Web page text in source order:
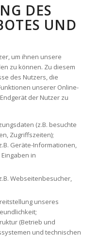
DES
UND
um ihnen unsere
zu können. Zu diesem
des Nutzers, die
unserer Online-
der Nutzer zu
(z.B. besuchte
Zugriffszeiten);
Geräte-Informationen,
in
Webseitenbesucher,
unseres
(Betrieb und
und technischen